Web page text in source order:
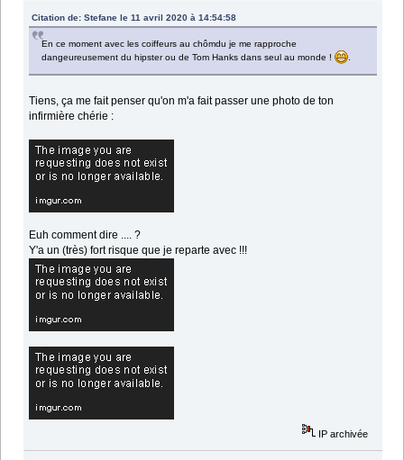
Citation de: Stefane le 11 avril 2020 à 14:54:58
En ce moment avec les coiffeurs au chômdu je me rapproche
dangeureusement du hipster ou de Tom Hanks dans seul au monde !
.
Tiens, ça me fait penser qu'on m'a fait passer une photo de ton
infirmière chérie :
Euh comment dire .... ?
Y'a un (très) fort risque que je reparte avec !!!
IP archivée